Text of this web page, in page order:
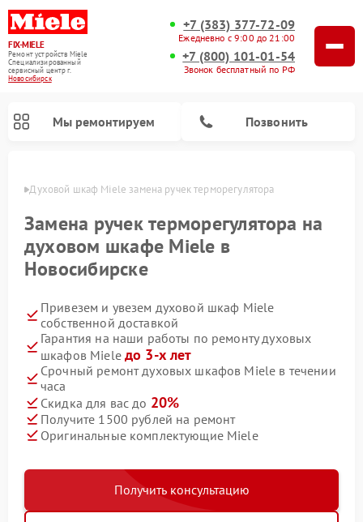
FIX-MIELE
Ремонт устройств Miele
Специализированный
cервисный центр г.
Новосибирск
+7 (383) 377-72-09
Ежедневно с 9:00 до 21:00
+7 (800) 101-01-54
Звонок бесплатный по РФ
Мы ремонтируем Позвонить
Духовой шкаф Miele замена ручек терморегулятора
Замена ручек терморегулятора на
духовом шкафе Miele в
Новосибирске
Привезем и увезем духовой шкаф Miele
собственной доставкой
Гарантия на наши работы по ремонту духовых
шкафов Miele до 3-х лет
Срочный ремонт духовых шкафов Miele в течении
часа
Скидка для вас до 20%
Получите 1500 рублей на ремонт
Оригинальные комплектующие Miele
Получить консультацию